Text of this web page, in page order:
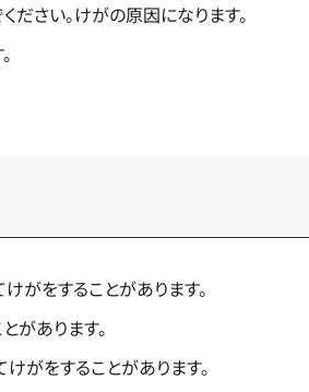
ださい。けがの原因になります。
がをすることがあります。
があります。
がをすることがあります。